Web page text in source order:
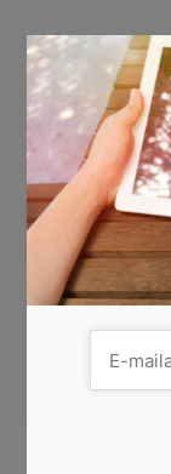
7
8